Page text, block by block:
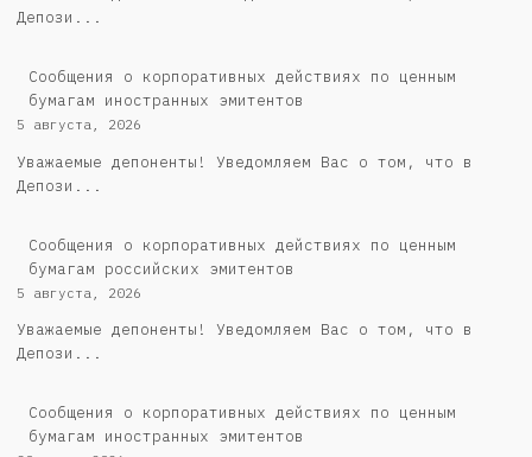
Депози...
Сообщения о корпоративных действиях по ценным
бумагам иностранных эмитентов
5 августа, 2026
Уважаемые депоненты! Уведомляем Вас о том, что в
Депози...
Cообщения о корпоративных действиях по ценным
бумагам российских эмитентов
5 августа, 2026
Уважаемые депоненты! Уведомляем Вас о том, что в
Депози...
Сообщения о корпоративных действиях по ценным
бумагам иностранных эмитентов